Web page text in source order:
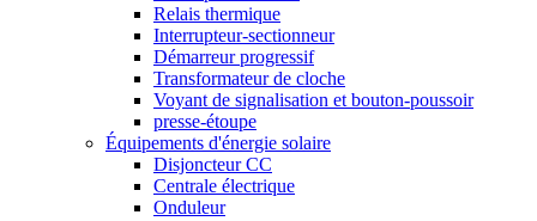
Relais thermique
Interrupteur-sectionneur
Démarreur progressif
Transformateur de cloche
Voyant de signalisation et bouton-poussoir
presse-étoupe
Équipements d'énergie solaire
Disjoncteur CC
Centrale électrique
Onduleur